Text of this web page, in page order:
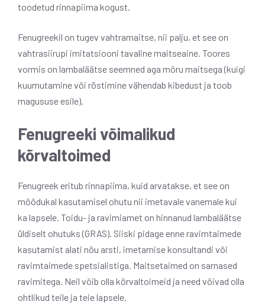
toodetud rinnapiima kogust.
Fenugreekil on tugev vahtramaitse, nii palju, et see on
vahtrasiirupi imitatsiooni tavaline maitseaine. Toores
vormis on lambaläätse seemned aga mõru maitsega (kuigi
kuumutamine või röstimine vähendab kibedust ja toob
magususe esile).
Fenugreeki võimalikud
kõrvaltoimed
Fenugreek eritub rinnapiima, kuid arvatakse, et see on
mõõdukal kasutamisel ohutu nii imetavale vanemale kui
ka lapsele. Toidu- ja ravimiamet on hinnanud lambaläätse
üldiselt ohutuks (GRAS). Siiski pidage enne ravimtaimede
kasutamist alati nõu arsti, imetamise konsultandi või
ravimtaimede spetsialistiga. Maitsetaimed on sarnased
ravimitega. Neil võib olla kõrvaltoimeid ja need võivad olla
ohtlikud teile ja teie lapsele.